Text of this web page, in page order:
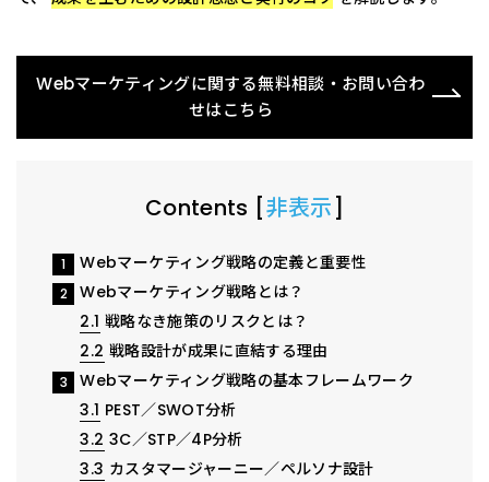
Webマーケティングに関する無料相談・お問い合わ
せはこちら
Contents [非表示]
1 Webマーケティング戦略の定義と重要性
2
Webマーケティング戦略とは？
2.1 戦略なき施策のリスクとは？
2.2 戦略設計が成果に直結する理由
3
Webマーケティング戦略の基本フレームワーク
3.1 PEST／SWOT分析
3.2 3C／STP／4P分析
3.3 カスタマージャーニー／ペルソナ設計